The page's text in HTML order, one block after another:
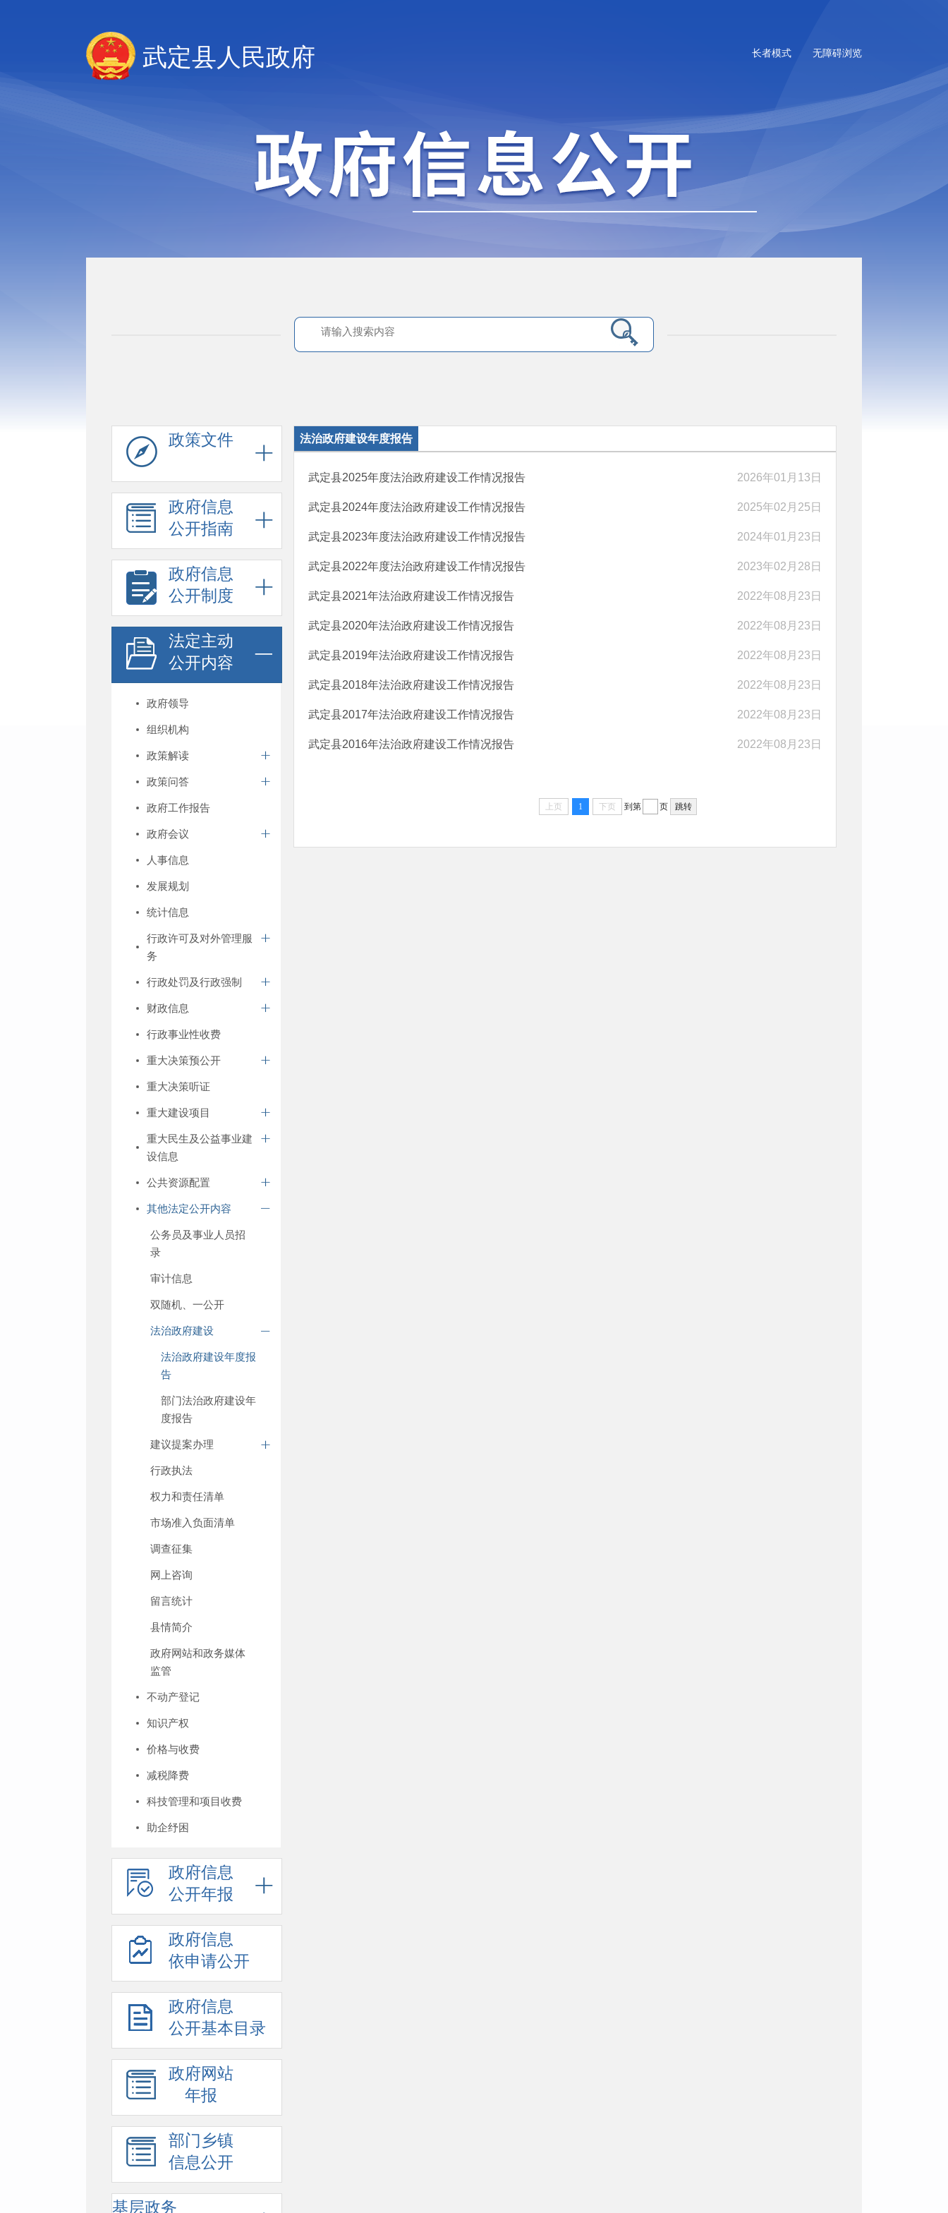
无障碍浏览
长者模式
武定县人民政府
政策文件
政府信息
公开指南
政府信息
公开制度
法定主动
公开内容
政府领导
组织机构
政策解读
政策问答
政府工作报告
政府会议
人事信息
发展规划
统计信息
行政许可及对外管理服
务
行政处罚及行政强制
财政信息
行政事业性收费
重大决策预公开
重大决策听证
重大建设项目
重大民生及公益事业建
设信息
公共资源配置
其他法定公开内容
公务员及事业人员招
录
审计信息
双随机、一公开
法治政府建设
法治政府建设年度报
告
部门法治政府建设年
度报告
建议提案办理
行政执法
权力和责任清单
市场准入负面清单
调查征集
网上咨询
留言统计
县情简介
政府网站和政务媒体
监管
不动产登记
知识产权
价格与收费
减税降费
科技管理和项目收费
助企纾困
政府信息
公开年报
政府信息
依申请公开
政府信息
公开基本目录
政府网站
年报
部门乡镇
信息公开
基层政务
法治政府建设年度报告
武定县2025年度法治政府建设工作情况报告 2026年01月13日
武定县2024年度法治政府建设工作情况报告 2025年02月25日
武定县2023年度法治政府建设工作情况报告 2024年01月23日
武定县2022年度法治政府建设工作情况报告 2023年02月28日
武定县2021年法治政府建设工作情况报告 2022年08月23日
武定县2020年法治政府建设工作情况报告 2022年08月23日
武定县2019年法治政府建设工作情况报告 2022年08月23日
武定县2018年法治政府建设工作情况报告 2022年08月23日
武定县2017年法治政府建设工作情况报告 2022年08月23日
武定县2016年法治政府建设工作情况报告 2022年08月23日
上页 1 下页 到第 页 跳转